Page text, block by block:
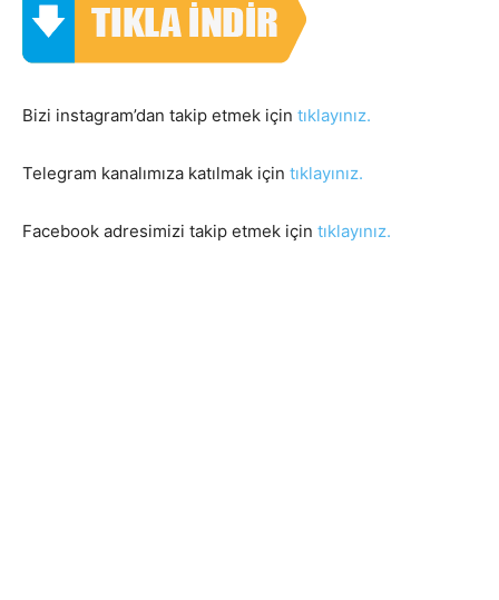
Bizi instagram’dan takip etmek için tıklayınız.
Telegram kanalımıza katılmak için tıklayınız.
Facebook adresimizi takip etmek için tıklayınız.